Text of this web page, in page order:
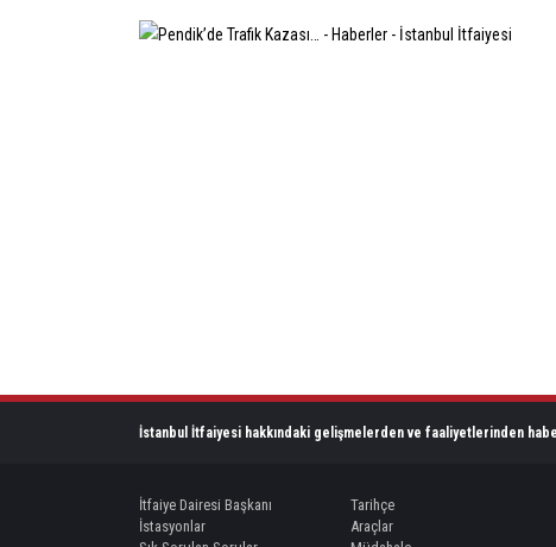
İstanbul İtfaiyesi hakkındaki gelişmelerden ve faaliyetlerinden
İtfaiye Dairesi Başkanı Tarihçe
İstasyonlar
Araçlar